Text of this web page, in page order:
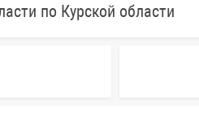
по Курской области